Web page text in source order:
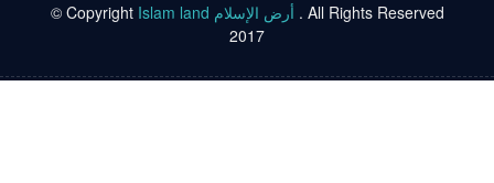
© Copyright Islam land أرض الإسلام . All Rights Reserved
2017